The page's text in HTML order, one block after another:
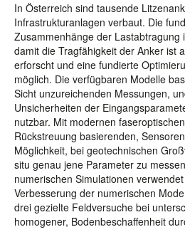
In Österreich sind tausende
Infrastrukturanlagen verbaut. Die
Zusammenhänge der Lastabtragung
damit die Tragfähigkeit der Anker ist
erforscht und eine fundierte
möglich. Die verfügbaren Modelle
Sicht unzureichenden Messungen,
Unsicherheiten der
nutzbar. Mit modernen
Rückstreuung basierenden,
Möglichkeit, bei geotechnischen
situ genau jene Parameter zu
numerischen Simulationen
Verbesserung der numerischen
drei gezielte Feldversuche bei
homogener, Bodenbeschaffenheit